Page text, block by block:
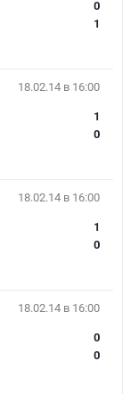
0
1
18.02.14 в 16:00
1
0
18.02.14 в 16:00
1
0
18.02.14 в 16:00
0
0